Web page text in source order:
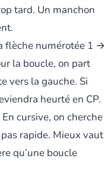
tard. Un manchon
flèche numérotée 1 →
la boucle, on part
vers la gauche. Si
heurté en CP.
En cursive, on cherche
rapide. Mieux vaut
qu’une boucle